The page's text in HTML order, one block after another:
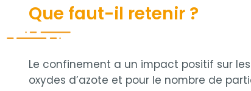
Que faut-il retenir ?
Le confinement a un impact positif sur
oxydes d’azote et pour le nombre de